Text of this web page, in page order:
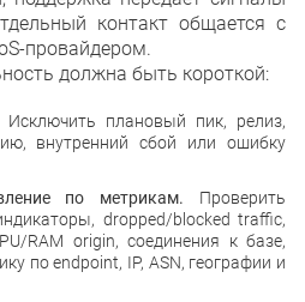
контакт общается с
провайдером.
должна быть короткой:
Исключить плановый пик, релиз,
внутренний сбой или ошибку
по метрикам. Проверить
dropped/blocked traffic,
RAM origin, соединения к базе,
по endpoint, IP, ASN, географии и